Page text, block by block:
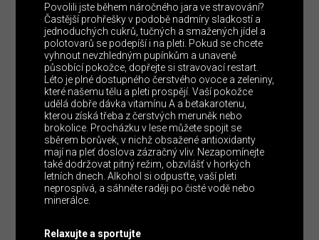
Povolili jste během náročného jara ve stravování?
Častější prohřešky v podobě nadmíry sladkostí a
jednoduchých cukrů, tučných a smažených jídel a
polotovarů se podepíší i na pleti. Pokud se chcete
vyhnout nevzhledným pupínkům a unaveně
působící pokožce, dopřejte si stravovací restart.
Léto je plné dostupného čerstvého ovoce a zeleniny,
které našemu tělu a pleti prospějí. Vaší pokožce
udělá dobře dávka vitamínu A a betakarotenu,
kterou získá třeba z čerstvých meruněk nebo
brokolice. Procházku v lese můžete spojit se
sběrem borůvek, v nichž obsažené antioxidanty
mají na pleť doslova zázračný vliv. Nezapomínejte
také dodržovat pitný režim, obzvlášť v horkých
letních dnech. Alkohol si odpusťte, vaší pleti
neprospívá, a sáhněte raději po čisté vodě nebo
minerálce.
Relaxujte a sportujte